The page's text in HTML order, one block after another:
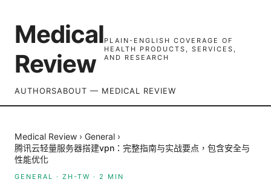
Medical
Review
PLAIN-ENGLISH COVERAGE OF
HEALTH PRODUCTS, SERVICES,
AND RESEARCH
AUTHORSABOUT — MEDICAL REVIEW
Medical Review › General ›
腾讯云轻量服务器搭建vpn：完整指南与实战要点，包含安全与
性能优化
GENERAL · ZH-TW · 2 MIN